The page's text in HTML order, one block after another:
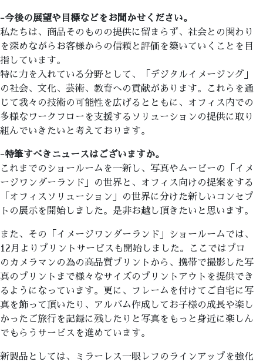
-今後の展望や目標などをお聞かせください。
私たちは、商品そのものの提供に留まらず、社会との関わり
を深めながらお客様からの信頼と評価を築いていくことを目
指しています。
特に力を入れている分野として、「デジタルイメージング」
の社会、文化、芸術、教育への貢献があります。これらを通
じて我々の技術の可能性を広げるとともに、オフィス内での
多様なワークフローを支援するソリューションの提供に取り
組んでいきたいと考えております。
-特筆すべきニュースはございますか。
これまでのショールームを一新し、写真やムービーの「イメ
ージワンダーランド」の世界と、オフィス向けの提案をする
「オフィスソリューション」の世界に分けた新しいコンセプ
トの展示を開始しました。是非お越し頂きたいと思います。
また、その「イメージワンダーランド」ショールームでは、
12月よりプリントサービスも開始しました。ここではプロ
のカメラマンの為の高品質プリントから、携帯で撮影した写
真のプリントまで様々なサイズのプリントアウトを提供でき
るようになっています。更に、フレームを付けてご自宅に写
真を飾って頂いたり、アルバム作成してお子様の成長や楽し
かったご旅行を記録に残したりと写真をもっと身近に楽しん
でもらうサービスを進めています。
新製品としては、ミラーレス一眼レフのラインアップを強化